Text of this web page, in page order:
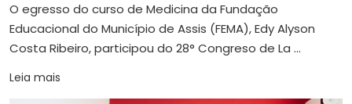
O egresso do curso de Medicina da Fundação
Educacional do Município de Assis (FEMA), Edy Alyson
Costa Ribeiro, participou do 28° Congreso de La ...
Leia mais